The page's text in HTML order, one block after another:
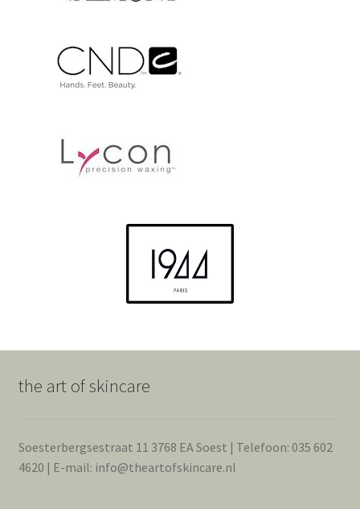
the art of skincare
Soesterbergsestraat 11 3768 EA Soest | Telefoon: 035 602
4620 | E-mail: info@theartofskincare.nl